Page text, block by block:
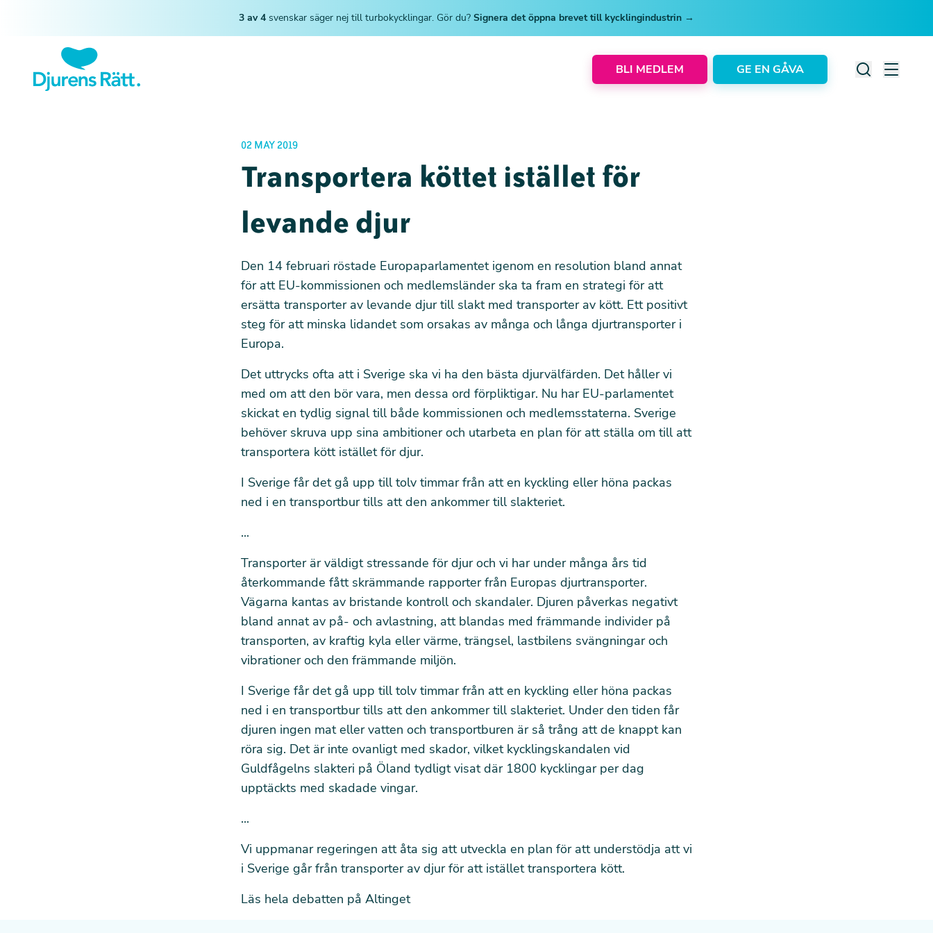
3 av 4 svenskar säger nej till turbokycklingar. Gör du? Signera det öppna brevet till kycklingindustrin →
BLI MEDLEM GE EN GÅVA
02 MAY 2019
Transportera köttet istället för
levande djur
Den 14 februari röstade Europaparlamentet igenom en resolution bland annat
för att EU-kommissionen och medlemsländer ska ta fram en strategi för att
ersätta transporter av levande djur till slakt med transporter av kött. Ett positivt
steg för att minska lidandet som orsakas av många och långa djurtransporter i
Europa.
Det uttrycks ofta att i Sverige ska vi ha den bästa djurvälfärden. Det håller vi
med om att den bör vara, men dessa ord förpliktigar. Nu har EU-parlamentet
skickat en tydlig signal till både kommissionen och medlemsstaterna. Sverige
behöver skruva upp sina ambitioner och utarbeta en plan för att ställa om till att
transportera kött istället för djur.
I Sverige får det gå upp till tolv timmar från att en kyckling eller höna packas
ned i en transportbur tills att den ankommer till slakteriet.
...
Transporter är väldigt stressande för djur och vi har under många års tid
återkommande fått skrämmande rapporter från Europas djurtransporter.
Vägarna kantas av bristande kontroll och skandaler. Djuren påverkas negativt
bland annat av på- och avlastning, att blandas med främmande individer på
transporten, av kraftig kyla eller värme, trängsel, lastbilens svängningar och
vibrationer och den främmande miljön.
I Sverige får det gå upp till tolv timmar från att en kyckling eller höna packas
ned i en transportbur tills att den ankommer till slakteriet. Under den tiden får
djuren ingen mat eller vatten och transportburen är så trång att de knappt kan
röra sig. Det är inte ovanligt med skador, vilket kycklingskandalen vid
Guldfågelns slakteri på Öland tydligt visat där 1800 kycklingar per dag
upptäckts med skadade vingar.
...
Vi uppmanar regeringen att åta sig att utveckla en plan för att understödja att vi
i Sverige går från transporter av djur för att istället transportera kött.
Läs hela debatten på Altinget